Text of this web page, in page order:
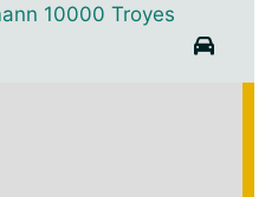
10000 Troyes